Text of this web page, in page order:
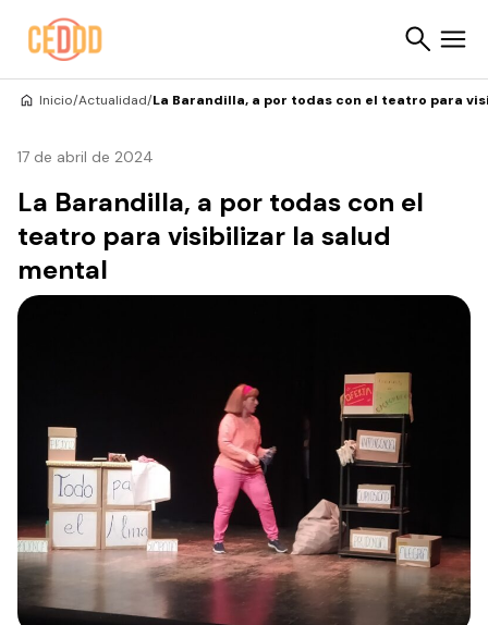
Inicio/Actualidad/La Barandilla, a por todas con el teatro para
17 de abril de 2024
La Barandilla, a por todas con el
teatro para visibilizar la salud
mental